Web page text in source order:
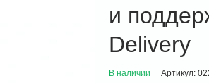
и
Delivery
В наличии Артикул: